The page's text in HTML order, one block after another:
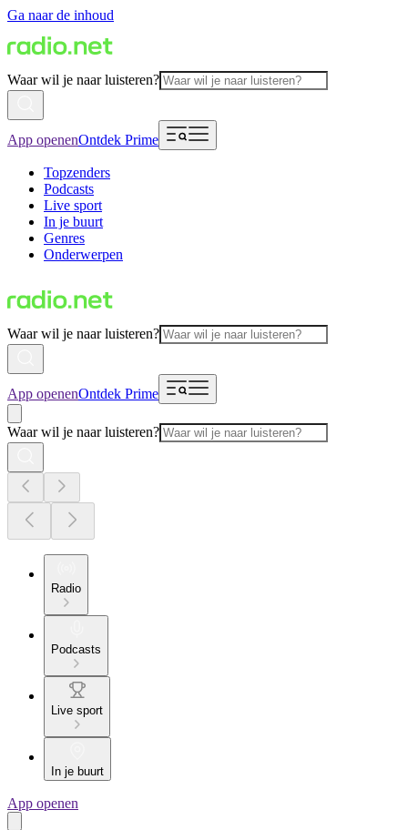
Ga naar de inhoud
Waar wil je naar luisteren?
App openenOntdek Prime
Topzenders
Podcasts
Live sport
In je buurt
Genres
Onderwerpen
Waar wil je naar luisteren?
App openenOntdek Prime
Waar wil je naar luisteren?
Radio
Podcasts
Live sport
In je buurt
App openen